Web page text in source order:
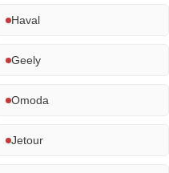
Haval
Geely
Omoda
Jetour